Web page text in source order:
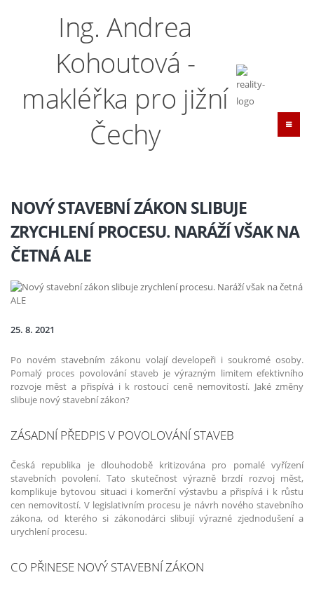
Ing. Andrea
Kohoutová -
makléřka pro jižní
Čechy
NOVÝ STAVEBNÍ ZÁKON SLIBUJE
ZRYCHLENÍ PROCESU. NARÁŽÍ VŠAK NA
ČETNÁ ALE
25. 8. 2021
Po novém stavebním zákonu volají developeři i soukromé osoby.
Pomalý proces povolování staveb je výrazným limitem efektivního
rozvoje měst a přispívá i k rostoucí ceně nemovitostí. Jaké změny
slibuje nový stavební zákon?
ZÁSADNÍ PŘEDPIS V POVOLOVÁNÍ STAVEB
Česká republika je dlouhodobě kritizována pro pomalé vyřízení
stavebních povolení. Tato skutečnost výrazně brzdí rozvoj měst,
komplikuje bytovou situaci i komerční výstavbu a přispívá i k růstu
cen nemovitostí. V legislativním procesu je návrh nového stavebního
zákona, od kterého si zákonodárci slibují výrazné zjednodušení a
urychlení procesu.
CO PŘINESE NOVÝ STAVEBNÍ ZÁKON